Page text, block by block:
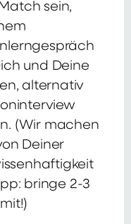
sein,
und Deine
alternativ
(Wir machen
Deiner
bringe 2-3